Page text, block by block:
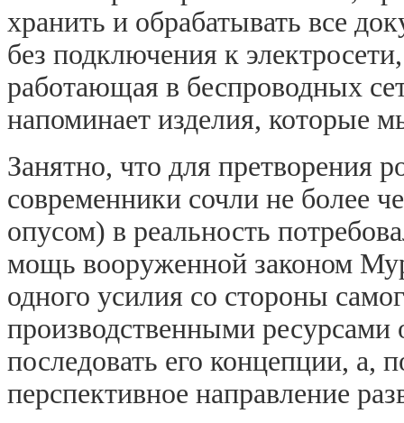
хранить и обрабатывать все
без подключения к
работающая в беспроводных
напоминает изделия, которые
Занятно, что для претворения
современники сочли не более
опусом) в реальность
мощь вооруженной законом
одного усилия со стороны
производственными ресурсами
последовать его концепции, а,
перспективное направление